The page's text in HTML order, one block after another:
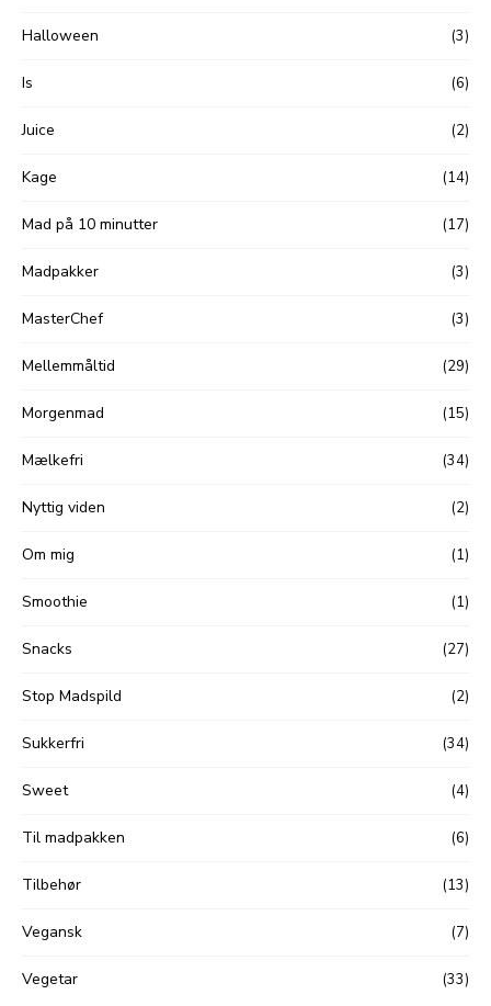
Halloween (3)
Is (6)
Juice (2)
Kage (14)
Mad på 10 minutter (17)
Madpakker (3)
MasterChef (3)
Mellemmåltid (29)
Morgenmad (15)
Mælkefri (34)
Nyttig viden (2)
Om mig (1)
Smoothie (1)
Snacks (27)
Stop Madspild (2)
Sukkerfri (34)
Sweet (4)
Til madpakken (6)
Tilbehør (13)
Vegansk (7)
Vegetar (33)